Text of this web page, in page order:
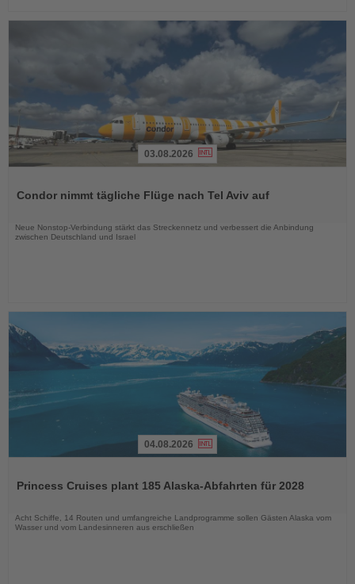
die
03.08.2026
Condor nimmt tägliche Flüge nach Tel Aviv auf
Neue Nonstop-Verbindung stärkt das Streckennetz und verbessert die Anbindung
zwischen Deutschland und Israel
die
04.08.2026
Princess Cruises plant 185 Alaska-Abfahrten für 2028
Acht Schiffe, 14 Routen und umfangreiche Landprogramme sollen Gästen Alaska vom
Wasser und vom Landesinneren aus erschließen